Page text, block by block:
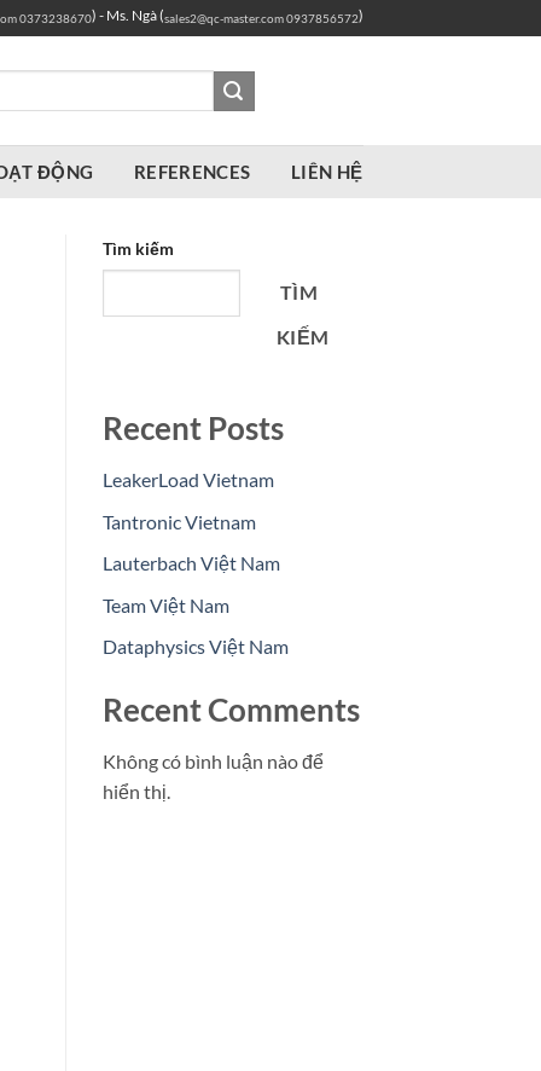
0373238670) - Ms. Ngà (sales2@qc-master.com0937856572)
ĐỘNG REFERENCES LIÊN HỆ
Tìm kiếm
TÌM
KIẾM
Recent Posts
LeakerLoad Vietnam
Tantronic Vietnam
Lauterbach Việt Nam
Team Việt Nam
Dataphysics Việt Nam
Recent Comments
Không có bình luận nào để
hiển thị.